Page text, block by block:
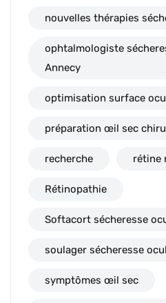
nouvelles thérapies
ophtalmologiste
Annecy
optimisation surface
préparation œil sec
recherche rétine
Rétinopathie
Softacort sécheresse
soulager sécheresse
symptômes œil sec